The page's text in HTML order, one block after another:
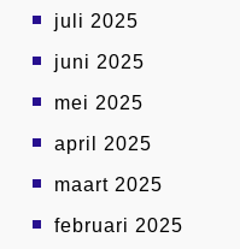
juli 2025
juni 2025
mei 2025
april 2025
maart 2025
februari 2025